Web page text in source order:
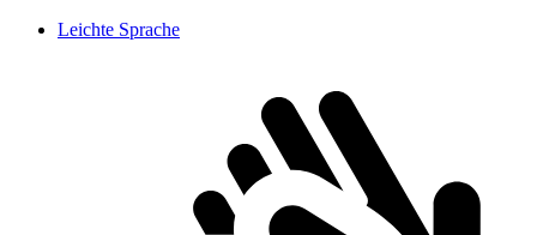
Leichte Sprache